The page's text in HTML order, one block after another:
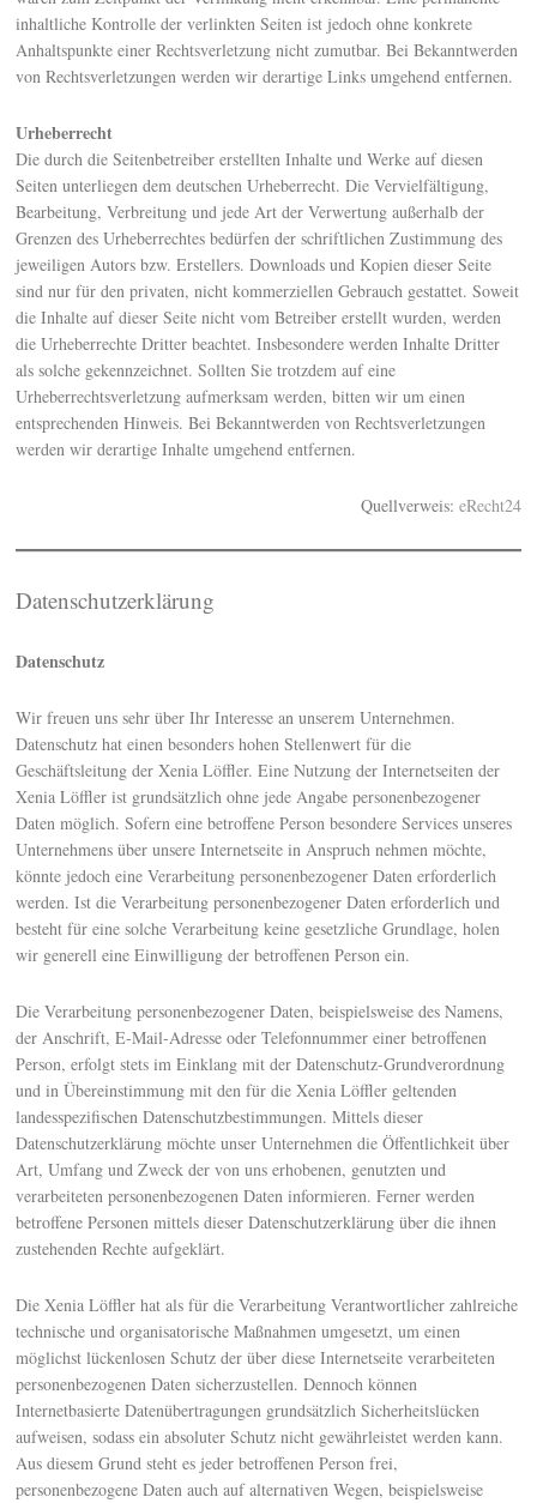
inhaltliche Kontrolle der verlinkten Seiten ist jedoch ohne konkrete
Anhaltspunkte einer Rechtsverletzung nicht zumutbar. Bei Bekanntwerden
von Rechtsverletzungen werden wir derartige Links umgehend entfernen.
Urheberrecht
Die durch die Seitenbetreiber erstellten Inhalte und Werke auf diesen
Seiten unterliegen dem deutschen Urheberrecht. Die Vervielfältigung,
Bearbeitung, Verbreitung und jede Art der Verwertung außerhalb der
Grenzen des Urheberrechtes bedürfen der schriftlichen Zustimmung des
jeweiligen Autors bzw. Erstellers. Downloads und Kopien dieser Seite
sind nur für den privaten, nicht kommerziellen Gebrauch gestattet. Soweit
die Inhalte auf dieser Seite nicht vom Betreiber erstellt wurden, werden
die Urheberrechte Dritter beachtet. Insbesondere werden Inhalte Dritter
als solche gekennzeichnet. Sollten Sie trotzdem auf eine
Urheberrechtsverletzung aufmerksam werden, bitten wir um einen
entsprechenden Hinweis. Bei Bekanntwerden von Rechtsverletzungen
werden wir derartige Inhalte umgehend entfernen.
Quellverweis: eRecht24
Datenschutzerklärung
Datenschutz
Wir freuen uns sehr über Ihr Interesse an unserem Unternehmen.
Datenschutz hat einen besonders hohen Stellenwert für die
Geschäftsleitung der Xenia Löffler. Eine Nutzung der Internetseiten der
Xenia Löffler ist grundsätzlich ohne jede Angabe personenbezogener
Daten möglich. Sofern eine betroffene Person besondere Services unseres
Unternehmens über unsere Internetseite in Anspruch nehmen möchte,
könnte jedoch eine Verarbeitung personenbezogener Daten erforderlich
werden. Ist die Verarbeitung personenbezogener Daten erforderlich und
besteht für eine solche Verarbeitung keine gesetzliche Grundlage, holen
wir generell eine Einwilligung der betroffenen Person ein.
Die Verarbeitung personenbezogener Daten, beispielsweise des Namens,
der Anschrift, E-Mail-Adresse oder Telefonnummer einer betroffenen
Person, erfolgt stets im Einklang mit der Datenschutz-Grundverordnung
und in Übereinstimmung mit den für die Xenia Löffler geltenden
landesspezifischen Datenschutzbestimmungen. Mittels dieser
Datenschutzerklärung möchte unser Unternehmen die Öffentlichkeit über
Art, Umfang und Zweck der von uns erhobenen, genutzten und
verarbeiteten personenbezogenen Daten informieren. Ferner werden
betroffene Personen mittels dieser Datenschutzerklärung über die ihnen
zustehenden Rechte aufgeklärt.
Die Xenia Löffler hat als für die Verarbeitung Verantwortlicher zahlreiche
technische und organisatorische Maßnahmen umgesetzt, um einen
möglichst lückenlosen Schutz der über diese Internetseite verarbeiteten
personenbezogenen Daten sicherzustellen. Dennoch können
Internetbasierte Datenübertragungen grundsätzlich Sicherheitslücken
aufweisen, sodass ein absoluter Schutz nicht gewährleistet werden kann.
Aus diesem Grund steht es jeder betroffenen Person frei,
personenbezogene Daten auch auf alternativen Wegen, beispielsweise